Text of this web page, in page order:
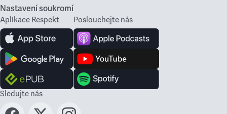
Nastavení soukromí
Aplikace Respekt Poslouchejte nás
Sledujte nás